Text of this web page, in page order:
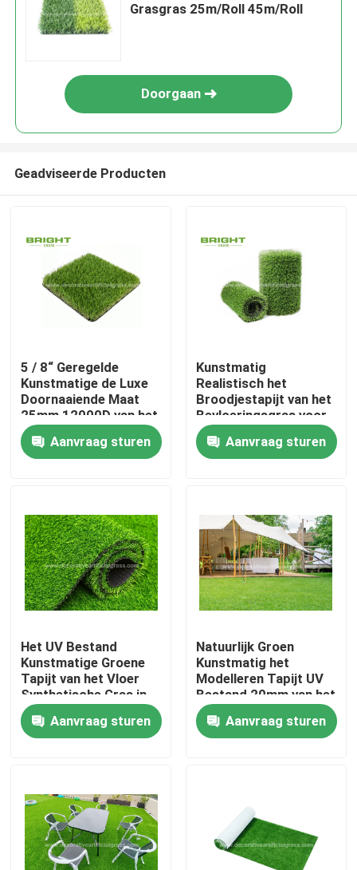
Huis
Producten
Fabrieksrondleiding
Kwaliteitscontrole
Neem contact met ons op
Nieuws
Een offerte aanvragen
Decoratief Kunstmatig Gras
Grasgras 25m/Roll 45m/Roll
Doorgaan
Geadviseerde Producten
5 / 8“ Geregelde
Kunstmatige de Luxe
Doornaaiende Maat
25mm 12000D van het
Grasgras
Aanvraag sturen
Kunstmatig
Realistisch het
Broodjestapijt van het
Bevloeringsgras voor
Tuinbinnenplaats
17000D 2 *
25m/Broodje
Aanvraag sturen
Het UV Bestand
Kunstmatige Groene
Tapijt van het Vloer
Synthetische Gras in
Broodjespe + pp
8800D 40mm
Aanvraag sturen
Natuurlijk Groen
Kunstmatig het
Modelleren Tapijt UV
Bestand 20mm van het
Grasgras
Aanvraag sturen